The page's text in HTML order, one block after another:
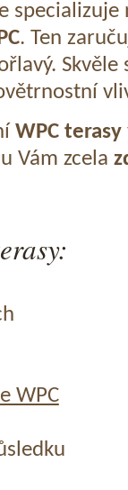
specializuje
. Ten
WPC terasy
Vám zcela
WPC